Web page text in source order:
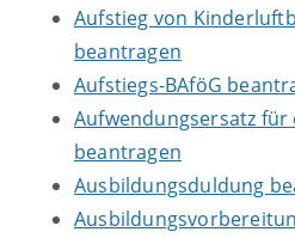
Aufstieg von
beantragen
Aufstiegs-BAföG
Aufwendungsersatz
beantragen
Ausbildungsduldung